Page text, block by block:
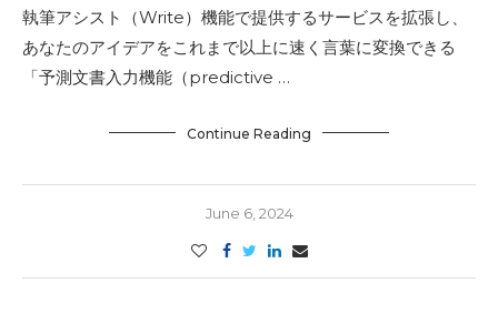
執筆アシスト（Write）機能で提供するサービスを拡張し、
あなたのアイデアをこれまで以上に速く言葉に変換できる
「予測文書入力機能（predictive …
Continue Reading
June 6, 2024